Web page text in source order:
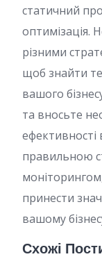
статичний
оптимізація.
різними
щоб знайти
вашого
та вносьте
ефективності
правильною
принести
вашому
Схожі